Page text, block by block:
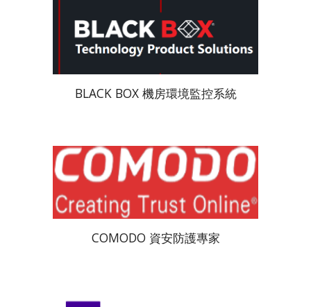
BLACK BOX 機房環境監控系統
COMODO 資安防護專家